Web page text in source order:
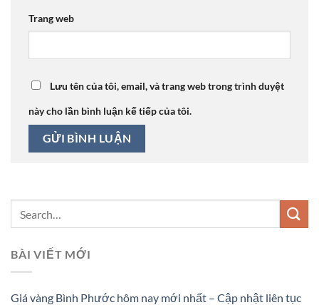
Trang web
Lưu tên của tôi, email, và trang web trong trình duyệt
này cho lần bình luận kế tiếp của tôi.
BÀI VIẾT MỚI
Giá vàng Bình Phước hôm nay mới nhất – Cập nhật liên tục